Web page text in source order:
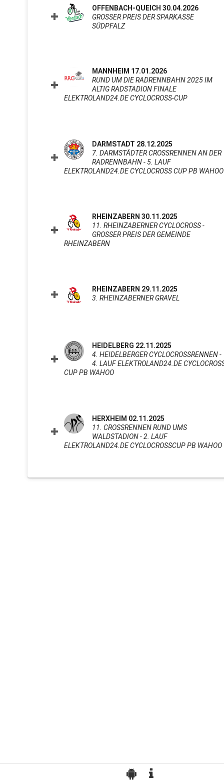
OFFENBACH-QUEICH 30.04.2026
GROSSER PREIS DER SPARKASSE S
ÜDPFALZ CLICK TO EXPAND CONTENTS
MANNHEIM 17.01.2026
RUND UM DIE RADRENNBAHN 2025 IM
ALTIG RADSTADION FINALE
ELEKTROLAND24.DE CYCLOCROSS-CUPCLICK TO
DARMSTADT 28.12.2025
7. DARMSTÄDTER CROSSRENNEN AN DER
RADRENNBAHN - 5. LAUF
ELEKTROLAND24.DE CYCLOCROSS CUP PB WAHOO
RHEINZABERN 30.11.2025
11. RHEINZABERNER CYCLOCROSS -
GROSSER PREIS DER GEMEINDE R
HEINZABERN
CLICK TO EXPAND CONTENTS
RHEINZABERN 29.11.2025
3. RHEINZABERNER GRAVEL
HEIDELBERG 22.11.2025
4. HEIDELBERGER CYCLOCROSSRENNEN -
4. LAUF ELEKTROLAND24.DE
CUP PB WAHOOCLICK TO EXPAND CONTENTS
HERXHEIM 02.11.2025
11. CROSSRENNEN RUND UMS
WALDSTADION - 2. LAUF
ELEKTROLAND24.DE CYCLOCROSSCUP PB WAHOO